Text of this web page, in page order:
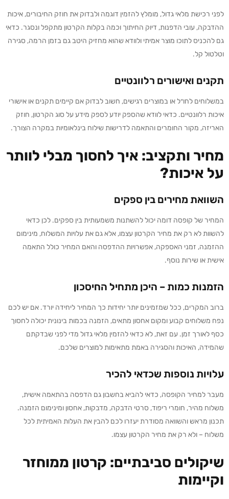
לפני רכישת מלאי גדול, מומלץ להזמין דוגמה ולבדוק את חוזק החיבורים, איכות
ההדבקה, עובי הדפנות, דיוק החיתוך וכמה בקלות הקרטון מתקפל ונסגר. כדאי
גם להכניס לתוכו מוצר אמיתי ולוודא שהוא מחזיק היטב גם בזמן הרמה, סגירה
וטלטול קל.
תקנים ואישורים רלוונטיים
במשלוחים לחו״ל או במוצרים רגישים, חשוב לבדוק אם קיימים תקנים או אישורי
איכות רלוונטיים. כדאי לוודא שהספק יודע לספק מידע על סוג הקרטון, חוזק
האריזה, מקור החומרים והתאמה לדרישות שילוח בינלאומיות במקרה הצורך.
מחיר ותקציב: איך לחסוך מבלי לוותר
על איכות?
השוואת מחירים בין ספקים
המחיר של קופסה דומה יכול להשתנות משמעותית בין ספקים. לכן כדאי
להשוות לא רק את מחיר הקרטון עצמו, אלא גם את עלויות המשלוח, מינימום
ההזמנה, זמני האספקה, אפשרויות ההדפסה והאם המחיר כולל התאמה
אישית או שירות נוסף.
הזמנות כמות – היכן מתחיל החיסכון
ברוב המקרים, ככל שמזמינים יותר יחידות כך המחיר ליחידה יורד. אם יש לכם
נפח משלוחים קבוע ומקום אחסון מתאים, הזמנה בכמות בינונית יכולה לחסוך
כסף לאורך זמן. עם זאת, לא כדאי להזמין מלאי גדול מדי לפני שבדקתם
שהמידה, האיכות והסגירה באמת מתאימות למוצרים שלכם.
עלויות נוספות שכדאי להכיר
מעבר למחיר הקופסה, כדאי להביא בחשבון גם הדפסה בהתאמה אישית,
משלוח מהיר, חומרי ריפוד, סרטי הדבקה, מדבקות, אחסון ומינימום הזמנה.
תכנון מראש והשוואה מסודרת יעזרו לכם להבין את העלות האמיתית לכל
משלוח – ולא רק את מחיר הקרטון עצמו.
שיקולים סביבתיים: קרטון ממוחזר
וקיימות